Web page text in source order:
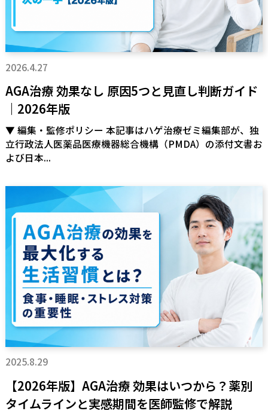
2026.4.27
AGA治療 効果なし 原因5つと見直し判断ガイド
｜2026年版
▼ 編集・監修ポリシー 本記事はハゲ治療ゼミ編集部が、独
立行政法人医薬品医療機器総合機構（PMDA）の添付文書お
よび日本...
2025.8.29
【2026年版】AGA治療 効果はいつから？薬別
タイムラインと実感期間を医師監修で解説